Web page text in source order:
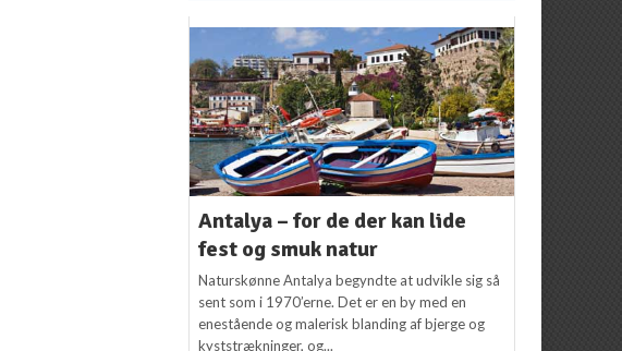
Antalya – for de der kan lide
fest og smuk natur
Naturskønne Antalya begyndte at udvikle sig så
sent som i 1970’erne. Det er en by med en
enestående og malerisk blanding af bjerge og
kyststrækninger, og...